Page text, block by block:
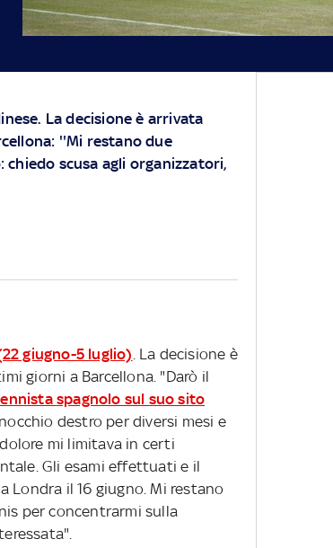
La decisione è arrivata
''Mi restano due
scusa agli organizzatori,
giugno-5 luglio) . La decisione è
giorni a Barcellona. "Darò il
spagnolo sul suo sito
destro per diversi mesi e
mi limitava in certi
Gli esami effettuati e il
il 16 giugno. Mi restano
per concentrarmi sulla